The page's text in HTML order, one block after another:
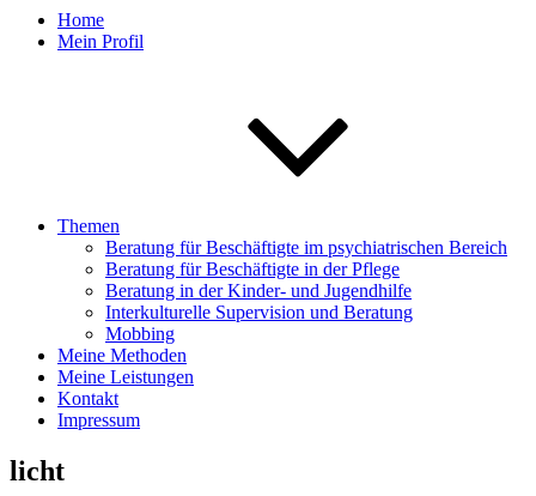
Home
Mein Profil
Themen
Beratung für Beschäftigte im psychiatrischen Bereich
Beratung für Beschäftigte in der Pflege
Beratung in der Kinder- und Jugendhilfe
Interkulturelle Supervision und Beratung
Mobbing
Meine Methoden
Meine Leistungen
Kontakt
Impressum
licht